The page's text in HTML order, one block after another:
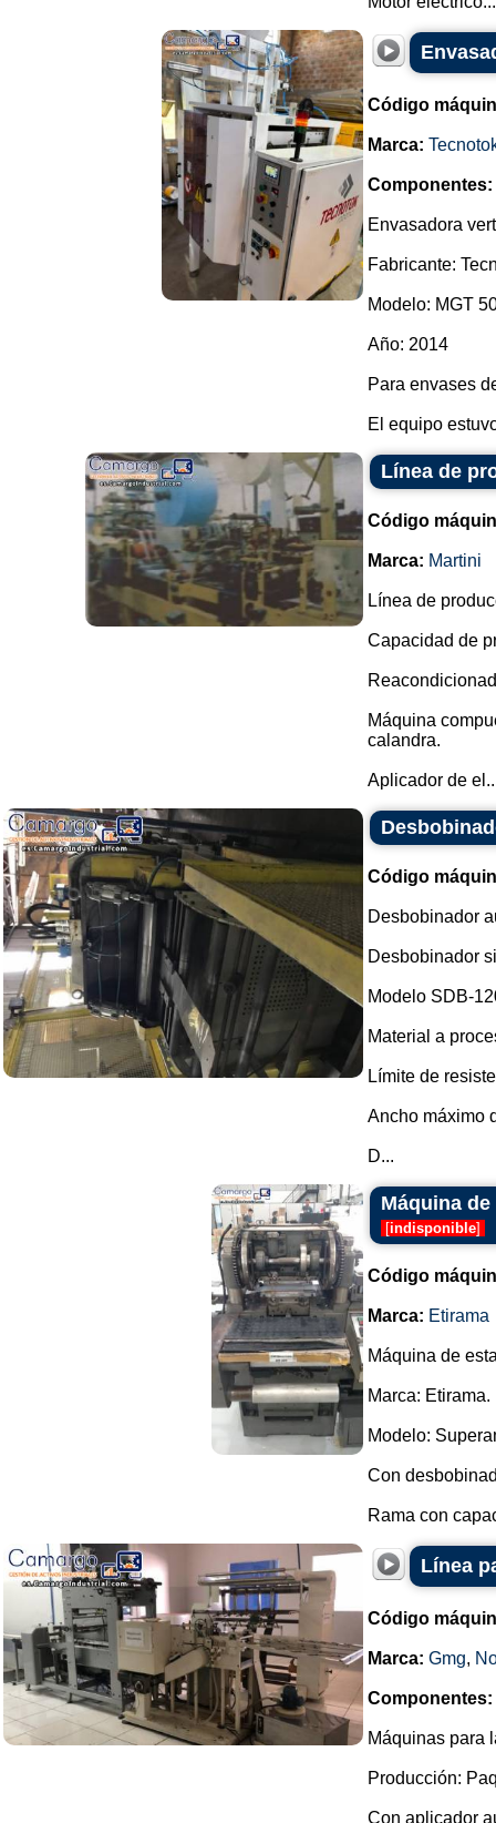
Código
Marca:
Componentes:
Envasadora
Fabricante:
Modelo: MGT
Año: 2014
Para envases
El equipo
Línea de
Código
Marca: Martini
Línea de
Capacidad de
Máquina
calandra.
Aplicador de
Código
Desbobinador
Desbobinador
Modelo SDB-
Material a
Límite de
Ancho máximo
D...
Máquina
[indisponible]
Código
Marca: Etirama
Máquina de
Marca: Etirama.
Modelo:
Con
Rama con
Línea
Código
Marca: Gmg,
Componentes:
Máquinas para
Producción:
Con aplicador